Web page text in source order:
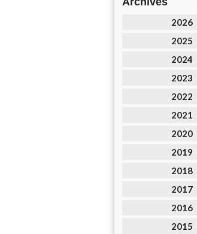
2026
2025
2024
2023
2022
2021
2020
2019
2018
2017
2016
2015